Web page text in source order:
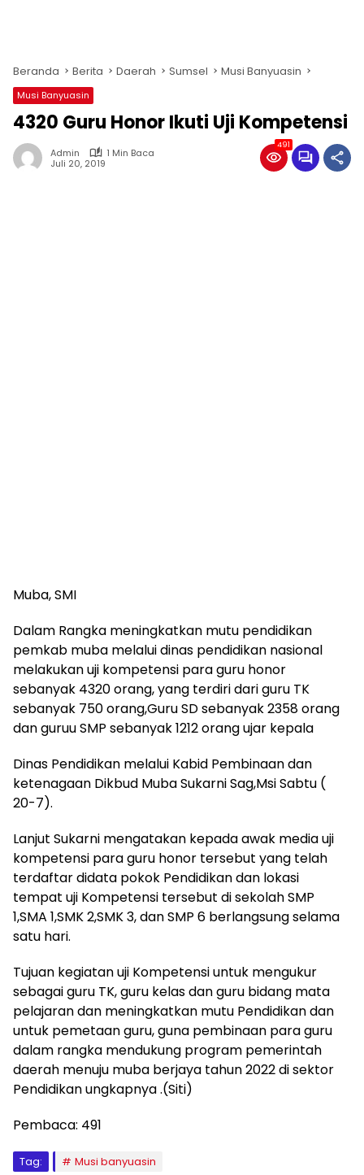
Beranda Berita Daerah Sumsel Musi Banyuasin
Musi Banyuasin
4320 Guru Honor Ikuti Uji Kompetensi
Admin
1 Min Baca
Juli 20, 2019
491
Muba, SMI
Dalam Rangka meningkatkan mutu pendidikan
pemkab muba melalui dinas pendidikan nasional
melakukan uji kompetensi para guru honor
sebanyak 4320 orang, yang terdiri dari guru TK
sebanyak 750 orang,Guru SD sebanyak 2358 orang
dan guruu SMP sebanyak 1212 orang ujar kepala
Dinas Pendidikan melalui Kabid Pembinaan dan
ketenagaan Dikbud Muba Sukarni Sag,Msi Sabtu (
20-7).
Lanjut Sukarni mengatakan kepada awak media uji
kompetensi para guru honor tersebut yang telah
terdaftar didata pokok Pendidikan dan lokasi
tempat uji Kompetensi tersebut di sekolah SMP
1,SMA 1,SMK 2,SMK 3, dan SMP 6 berlangsung selama
satu hari.
Tujuan kegiatan uji Kompetensi untuk mengukur
sebagai guru TK, guru kelas dan guru bidang mata
pelajaran dan meningkatkan mutu Pendidikan dan
untuk pemetaan guru, guna pembinaan para guru
dalam rangka mendukung program pemerintah
daerah menuju muba berjaya tahun 2022 di sektor
Pendidikan ungkapnya .(Siti)
Pembaca: 491
Tag: Musi banyuasin